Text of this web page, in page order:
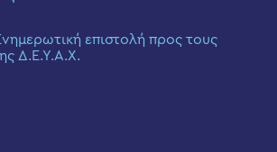
επιστολή προς τους
Δ.Ε.Υ.Α.Χ.